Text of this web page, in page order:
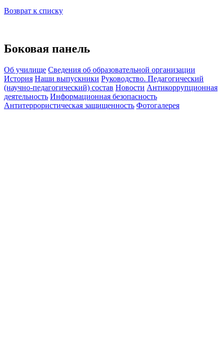
Возврат к списку
Боковая панель
Об училище Сведения об образовательной организации
История Наши выпускники Руководство. Педагогический
(научно-педагогический) состав Новости Антикоррупционная
деятельность Информационная безопасность
Антитеррористическая защищенность Фотогалерея